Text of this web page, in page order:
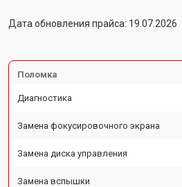
Дата обновления прайса: 19.07.2026
Поломка
Диагностика
Замена фокусировочного экрана
Замена диска управления
Замена вспышки